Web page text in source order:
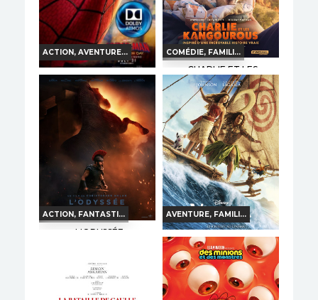
TOUT PUBLIC VF
Réservation
TOUT PUBLIC
ACTION, AVENTURE...
SPIDER-MAN: BRAND
NEW DAY
Horaires et Infos
Bande-annonce
Réservation
TOUT PUBLIC VF
COMÉDIE, FAMILI...
CHARLIE ET LES
KANGOUROUS
Horaires et Infos
Bande-annonce
Réservation
TOUT PUBLIC
ACTION, FANTASTI...
L'ODYSSÉE
Bande-annonce
AVENTURE, FAMILI...
VAIANA, LA LÉGENDE
DU BOUT DU MONDE
Horaires et Infos